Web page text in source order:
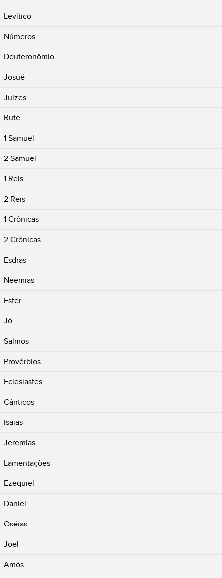
Levítico
Números
Deuteronômio
Josué
Juizes
Rute
1 Samuel
2 Samuel
1 Reis
2 Reis
1 Crônicas
2 Crônicas
Esdras
Neemias
Ester
Jó
Salmos
Provérbios
Eclesiastes
Cânticos
Isaías
Jeremias
Lamentações
Ezequiel
Daniel
Oséias
Joel
Amós